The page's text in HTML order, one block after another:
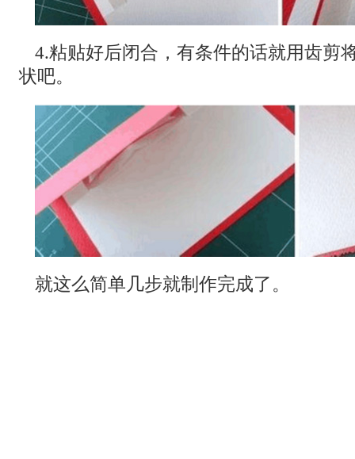
4.粘贴好后闭合，有条件的话就用齿剪
状吧。
就这么简单几步就制作完成了。